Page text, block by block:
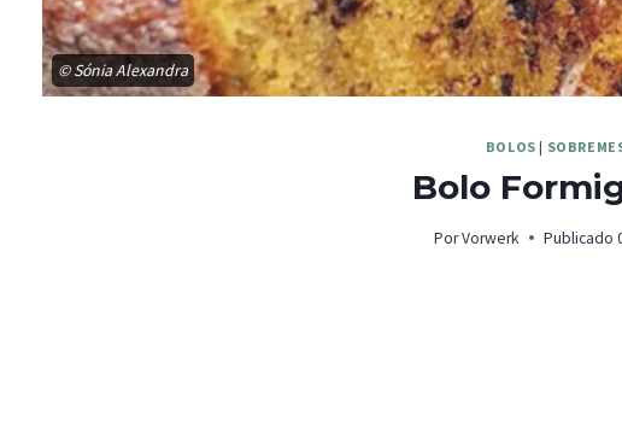
© Sónia Alexandra
BOLOS |
Bolo
Por Vorwerk Publicado